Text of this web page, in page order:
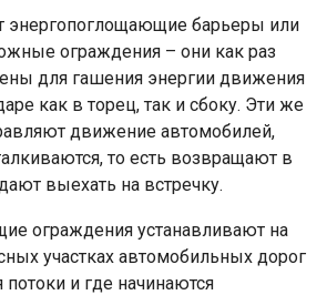
барьеры или
ограждения – они как раз
для гашения энергии движения
как в торец, так и сбоку. Эти же
движение автомобилей,
то есть возвращают в
выехать на встречку.
ограждения устанавливают на
участках автомобильных дорог
и где начинаются